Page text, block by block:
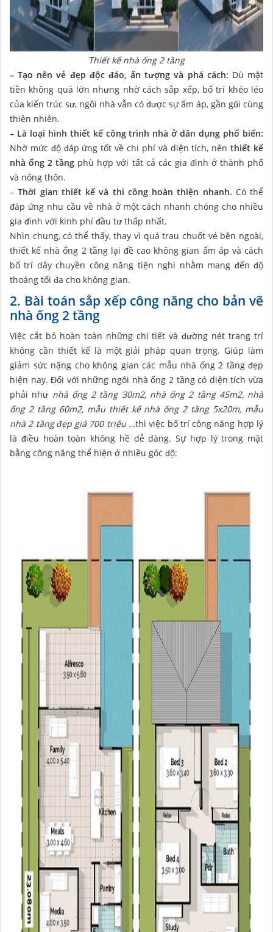
Thiết kế nhà ống 2 tầng
– Tạo nên vẻ đẹp độc đáo, ấn tượng và phá cách: Dù mặt
tiền không quá lớn nhưng nhờ cách sắp xếp, bố trí khéo léo
của kiến trúc sư, ngôi nhà vẫn có được sự ấm áp, gần gũi cùng
thiên nhiên.
– Là loại hình thiết kế công trình nhà ở dân dụng phổ biến:
Nhờ mức độ đáp ứng tốt về chi phí và diện tích, nênthiết kế
nhà ống 2 tầng phù hợp với tất cả các gia đình ở thành phố
và nông thôn.
–Thời gian thiết kế và thi công hoàn thiện nhanh. Có thể
đáp ứng nhu cầu về nhà ở một cách nhanh chóng cho nhiều
gia đình với kinh phí đầu tư thấp nhất.
Nhìn chung, có thể thấy, thay vì quá trau chuốt vẻ bên ngoài,
thiết kế nhà ống 2 tầng lại đề cao không gian ấm áp và cách
bố trí dây chuyền công năng tiện nghi nhằm mang đến độ
thoáng tối đa cho không gian.
2. Bài toán sắp xếp công năng cho bản vẽ
nhà ống 2 tầng
Việc cắt bỏ hoàn toàn những chi tiết và đường nét trang trí
không cần thiết kế là một giải pháp quan trọng. Giúp làm
giảm sức nặng cho không gian các mẫu nhà ống 2 tầng đẹp
hiện nay. Đối với những ngôi nhà ống 2 tầng có diện tích vừa
phải như nhà ống 2 tầng 30m2, nhà ống 2 tầng 45m2, nhà
ống 2 tầng 60m2, mẫu thiết kế nhà ống 2 tầng 5x20m, mẫu
nhà 2 tầng đẹp giá 700 triệu…thì việc bố trí công năng hợp lý
là điều hoàn toàn không hề dễ dàng. Sự hợp lý trong mặt
bằng công năng thể hiện ở nhiều góc độ: